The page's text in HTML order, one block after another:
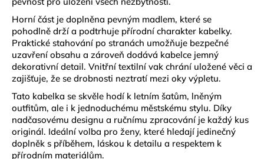
Horní část je doplněna pevným madlem, které se
pohodlně drží a podtrhuje přírodní charakter kabelky.
Praktické stahování po stranách umožňuje bezpečné
uzavření obsahu a zároveň dodává kabelce jemný
dekorativní detail. Vnitřní textilní vak chrání uložené věci a
zajišťuje, že se drobnosti neztratí mezi oky výpletu.
Tato kabelka se skvěle hodí k letním šatům, lněným
outfitům, ale i k jednoduchému městskému stylu. Díky
nadčasovému designu a ručnímu zpracování je každý kus
originál. Ideální volba pro ženy, které hledají jedinečný
doplněk s příběhem, láskou k detailu a respektem k
přírodním materiálům.
D
o
p
o
r
u
č
u
j
e
m